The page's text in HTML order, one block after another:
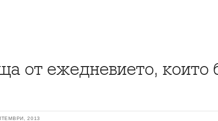
от ежедневието, които
2013